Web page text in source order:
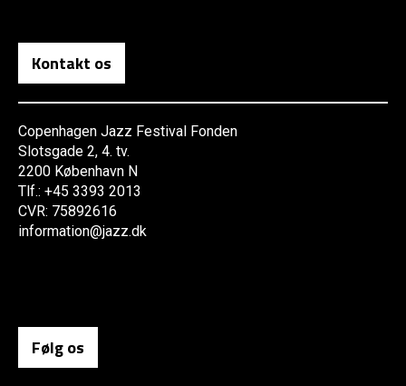
Kontakt os
Copenhagen Jazz Festival Fonden
Slotsgade 2, 4. tv.
2200 København N
Tlf.: +45 3393 2013
CVR: 75892616
information@jazz.dk
Følg os